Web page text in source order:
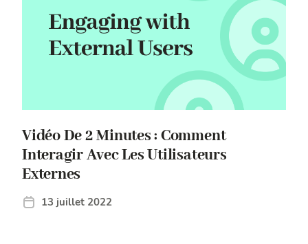
Vidéo De 2 Minutes : Comment
Interagir Avec Les Utilisateurs
Externes
13 juillet 2022